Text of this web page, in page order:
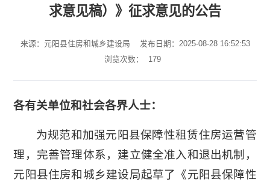
求意见稿）》征求意见的公告
来源：元阳县住房和城乡建设局
发布日期：2025-08-28 16:52:53
浏览次数：
179
各有关单位和社会各界人士：
为规范和加强元阳县保障性租赁住房运营管
理，完善管理体系，建立健全准入和退出机制，
元阳县住房和城乡建设局起草了《元阳县保障性